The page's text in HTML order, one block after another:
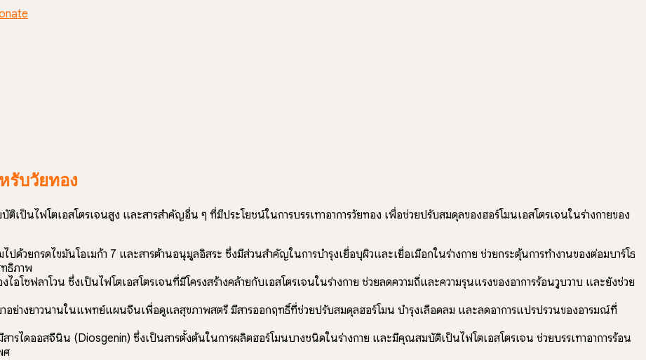
รับวัยทอง
ป็นไฟโตเอสโตรเจนสูง และสารสำคัญอื่น ๆ ที่มีประโยชน์ในการบรรเทาอาการวัยทอง เพื่อช่วยปรับสมดุลของฮอร์โมนเอสโตรเจนในร่างกายของ
ไปด้วยกรดไขมันโอเมก้า 7 และสารต้านอนุมูลอิสระ ซึ่งมีส่วนสำคัญในการบำรุงเยื่อบุผิวและเยื่อเมือกในร่างกาย ช่วยกระตุ้นการทำงานของต่อมบาร์โธ
ธิภาพ
อโซฟลาโวน ซึ่งเป็นไฟโตเอสโตรเจนที่มีโครงสร้างคล้ายกับเอสโตรเจนในร่างกาย ช่วยลดความถี่และความรุนแรงของอาการร้อนวูบวาบ และยังช่วย
อย่างยาวนานในแพทย์แผนจีนเพื่อดูแลสุขภาพสตรี มีสารออกฤทธิ์ที่ช่วยปรับสมดุลฮอร์โมน บำรุงเลือดลม และลดอาการแปรปรวนของอารมณ์ที่
สารไดออสจีนิน (Diosgenin) ซึ่งเป็นสารตั้งต้นในการผลิตฮอร์โมนบางชนิดในร่างกาย และมีคุณสมบัติเป็นไฟโตเอสโตรเจน ช่วยบรรเทาอาการร้อน
ศ